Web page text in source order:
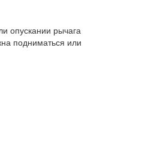
опускании рычага
подниматься или